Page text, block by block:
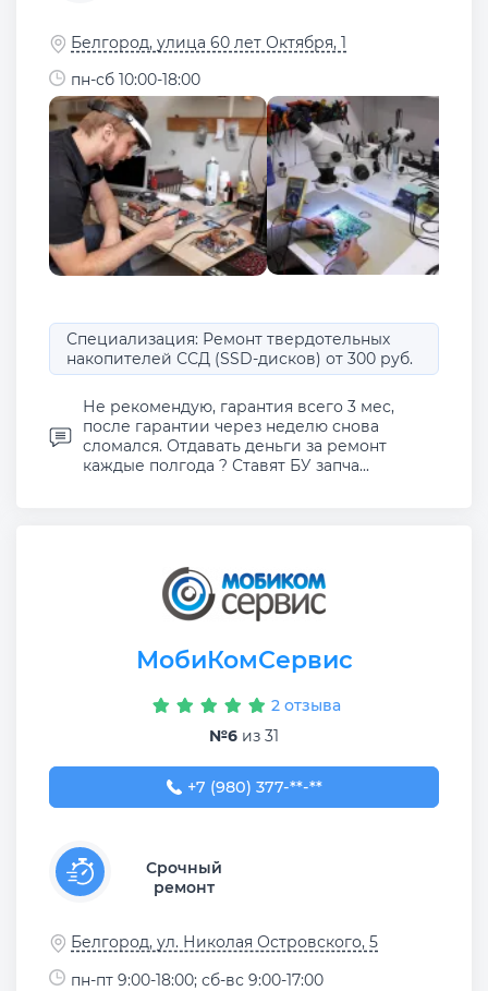
Белгород, улица 60 лет Октября, 1
пн-сб 10:00-18:00
Специализация: Ремонт твердотельных
накопителей ССД (SSD-дисков) от 300 руб.
Не рекомендую, гарантия всего 3 мес,
после гарантии через неделю снова
сломался. Отдавать деньги за ремонт
каждые полгода ? Ставят БУ запча...
МобиКомСервис
2 отзыва
№6 из 31
+7 (980) 377-77-77
+7 (980) 377-**-**
Срочный
ремонт
Белгород, ул. Николая Островского, 5
пн-пт 9:00-18:00; сб-вс 9:00-17:00